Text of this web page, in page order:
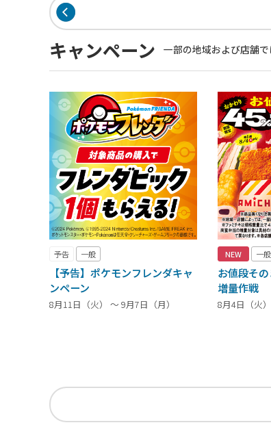
キャンペーン 一部の地域および店舗
予告 一般
【予告】ポケモンフレンダキャ
ンペーン
8月11日（火） ～ 9月7日（月）
NEW 一般
お値段そ
増量作戦
8月4日（火